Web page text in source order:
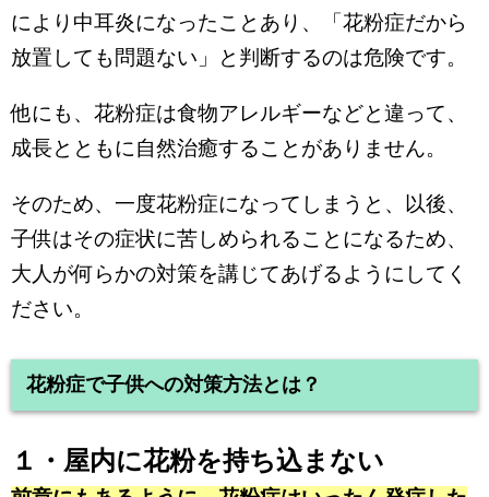
により中耳炎になったことあり、「花粉症だから
放置しても問題ない」と判断するのは危険です。
他にも、花粉症は食物アレルギーなどと違って、
成長とともに自然治癒することがありません。
そのため、一度花粉症になってしまうと、以後、
子供はその症状に苦しめられることになるため、
大人が何らかの対策を講じてあげるようにしてく
ださい。
花粉症で子供への対策方法とは？
１・屋内に花粉を持ち込まない